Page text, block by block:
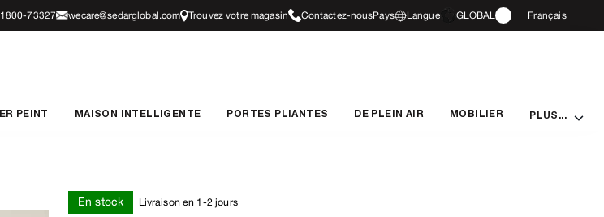
73327 wecare@sedarglobal.com Trouvez votre magasin Contactez-nousPays Langue GLOBAL Français
PEINT MAISON INTELLIGENTE PORTES PLIANTES DE PLEIN AIR MOBILIER PLUS...
En stock Livraison en 1-2 jours